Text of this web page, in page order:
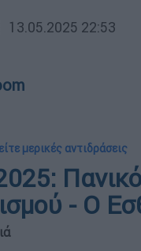
13.05.2025 22:53
μερικές αντιδράσεις
- Ο